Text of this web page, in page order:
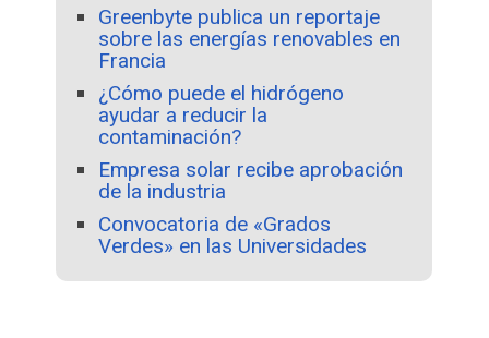
Greenbyte publica un reportaje
sobre las energías renovables en
Francia
¿Cómo puede el hidrógeno
ayudar a reducir la
contaminación?
Empresa solar recibe aprobación
de la industria
Convocatoria de «Grados
Verdes» en las Universidades